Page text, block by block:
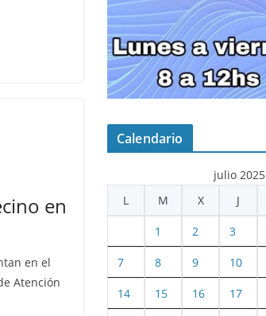
en
en el
Atención
Calendario
julio 2025
L
M X J
1 2 3
7 8 9 10
14 15 16 17